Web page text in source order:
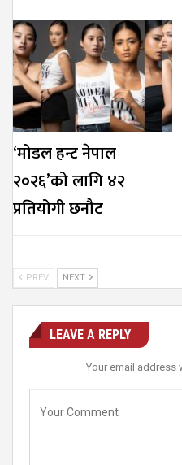
‘मोडल हन्ट नेपाल
२०२६’को लागि ४२
प्रतियोगी छनौट
PREV NEXT
LEAVE A REPLY
Your email address